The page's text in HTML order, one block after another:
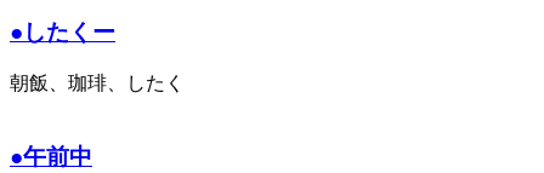
●したくー
朝飯、珈琲、したく
●午前中